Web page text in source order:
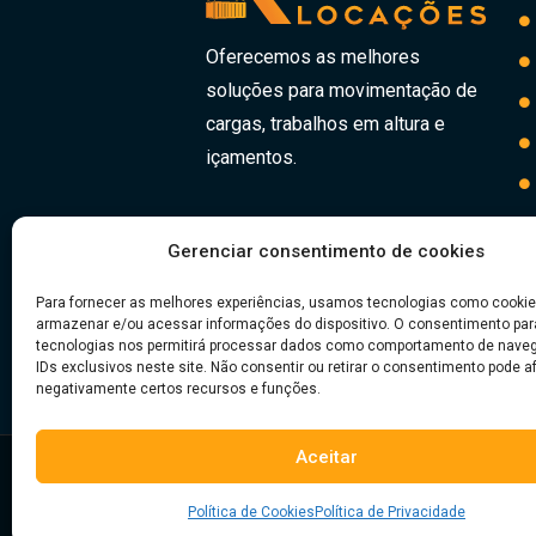
Gerenciar consentimento de cookies
Para fornecer as melhores experiências, usamos tecnologias como
armazenar e/ou acessar informações do dispositivo. O consentimento
tecnologias nos permitirá processar dados como comportamento de
IDs exclusivos neste site. Não consentir ou retirar o consentimento pode
negativamente certos recursos e funções.
Aceitar
Política de Cookies Política de Privacidade
Oferecemos as melhores
soluções para movimentação de
cargas, trabalhos em altura e
içamentos.
© Copyright